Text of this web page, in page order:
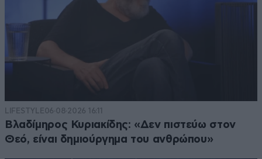
LIFESTYLE06·08·2026 16:11
Βλαδίμηρος Κυριακίδης: «Δεν πιστεύω στον
Θεό, είναι δημιούργημα του ανθρώπου»